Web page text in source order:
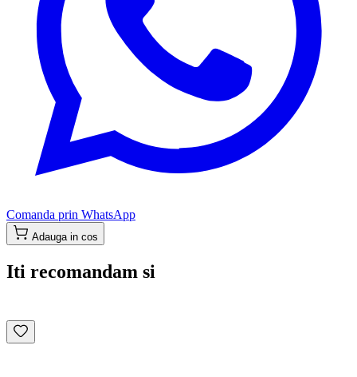
Comanda prin WhatsApp
Adauga in cos
Iti recomandam si